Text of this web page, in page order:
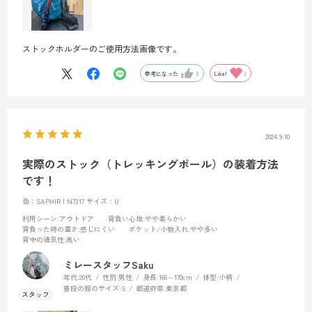
ストックホルダーのご使用方法画像です。
参考になった 0 Like! 2
2024.9.10
実際のストック（トレッキングポール）の装着方法
です！
色：SAPHIR | N7317 サイズ：U
利用シーン:アウトドア 背負い心地:やや柔らかい
背負った時の重さ:感じにくい ポケット/小物入れ:やや多い
背中の通気性:高い
ミレースタッフSaku
年代:20代 性別:男性 身長:166～170cm 体型:小柄
普段の服のサイズ:S 都道府県:東京都